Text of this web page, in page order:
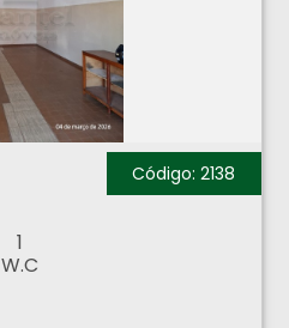
Código: 2138
1
W.C